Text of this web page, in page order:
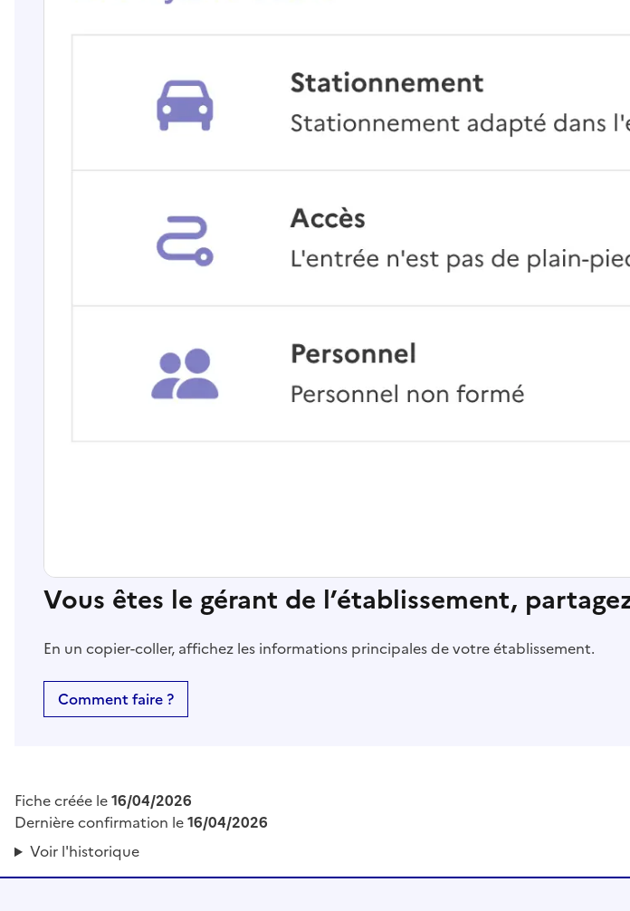
Vous êtes le gérant de l’établissement,
En un copier-coller, affichez les informations principales de votre établissement.
Comment faire ?
Fiche créée le16/04/2026
Dernière confirmation le16/04/2026
Voir l'historique